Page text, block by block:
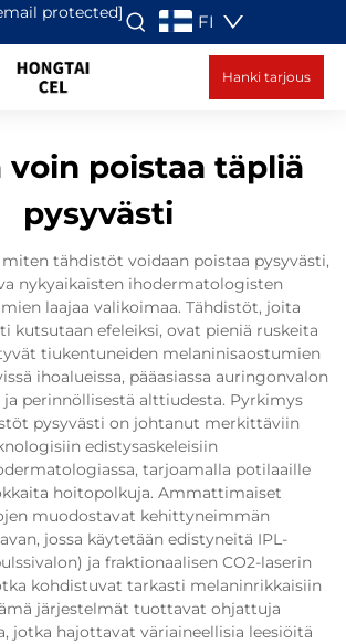
protected] FI
Hanki tarjous
voin poistaa täpliä
pysyvästi
tähdistöt voidaan poistaa pysyvästi,
nykyaikaisten ihodermatologisten
laajaa valikoimaa. Tähdistöt, joita
kutsutaan efeleiksi, ovat pieniä ruskeita
tiukentuneiden melaninisaostumien
ihoalueissa, pääasiassa auringonvalon
perinnöllisestä alttiudesta. Pyrkimys
pysyvästi on johtanut merkittäviin
edistysaskeleisiin
tarjoamalla potilaaille
hoitopolkuja. Ammattimaiset
muodostavat kehittyneimmän
jossa käytetään edistyneitä IPL-
ja fraktionaalisen CO2-laserin
kohdistuvat tarkasti melaninrikkaisiin
järjestelmät tuottavat ohjattuja
jotka hajottavat väriaineellisia leesiöitä